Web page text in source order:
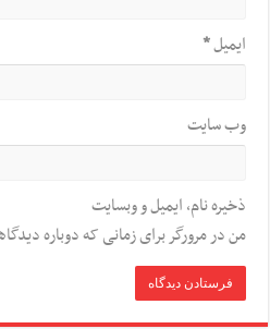
ایمیل*
وب‌ سایت
ذخیره نام، ایمیل و وبسایت
من در مرورگر برای زمانی که دوباره